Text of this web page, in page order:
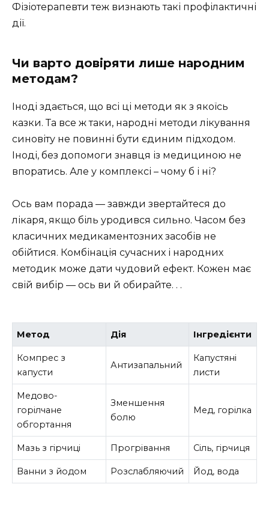
Фізіотерапевти теж визнають такі профілактичні
дії.
Чи варто довіряти лише народним
методам?
Іноді здається, що всі ці методи як з якоїсь
казки. Та все ж таки, народні методи лікування
синовіту не повинні бути єдиним підходом.
Іноді, без допомоги знавця із медициною не
впоратись. Але у комплексі – чому б і ні?
Ось вам порада — завжди звертайтеся до
лікаря, якщо біль уродився сильно. Часом без
класичних медикаментозних засобів не
обійтися. Комбінація сучасних і народних
методик може дати чудовий ефект. Кожен має
свій вибір — ось ви й обирайте. . .
Метод Дія Інгредієнти
Компрес з
капусти
Антизапальний
Капустяні
листи
Медово-
горілчане
обгортання
Зменшення
болю
Мед, горілка
Мазь з гірчиці Прогрівання Сіль, гірчиця
Ванни з йодом Розслабляючий Йод, вода